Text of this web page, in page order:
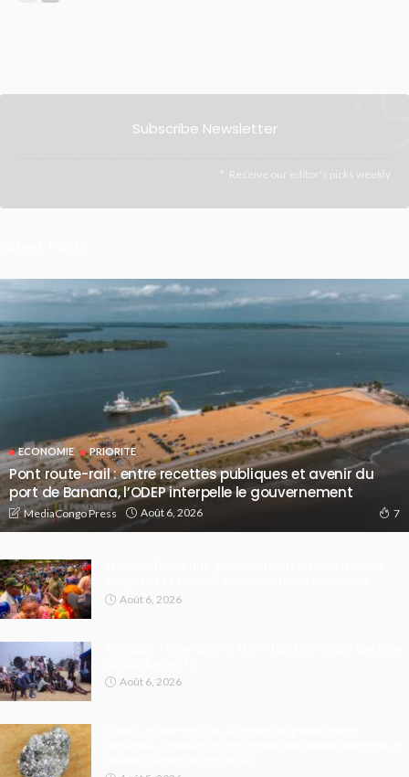
Subscribe Newsletter
Receive our editor's picks weekly
ECONOMIE PRIORITE
Pont route-rail : entre recettes publiques et avenir du
port de Banana, l’ODEP interpelle le gouvernement
MediaCongo Press Août 6, 2026 7
Août 6, 2026
Août 6, 2026